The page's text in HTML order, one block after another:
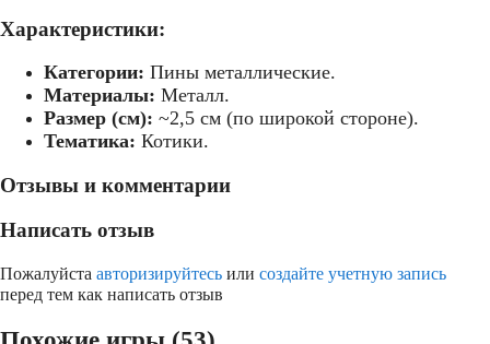
Характеристики:
Категории: Пины металлические.
Материалы: Металл.
Размер (см): ~2,5 см (по широкой стороне).
Тематика: Котики.
Отзывы и комментарии
Написать отзыв
Пожалуйста авторизируйтесь или создайте учетную запись
перед тем как написать отзыв